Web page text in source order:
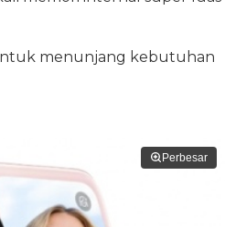
menunjang kebutuhan
Perbesar